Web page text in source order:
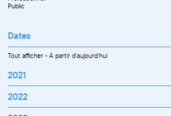
Public
Dates
Tout afficher-À partir d'aujourd'hui
2021
Septembre
Octobre
Novembre
2022